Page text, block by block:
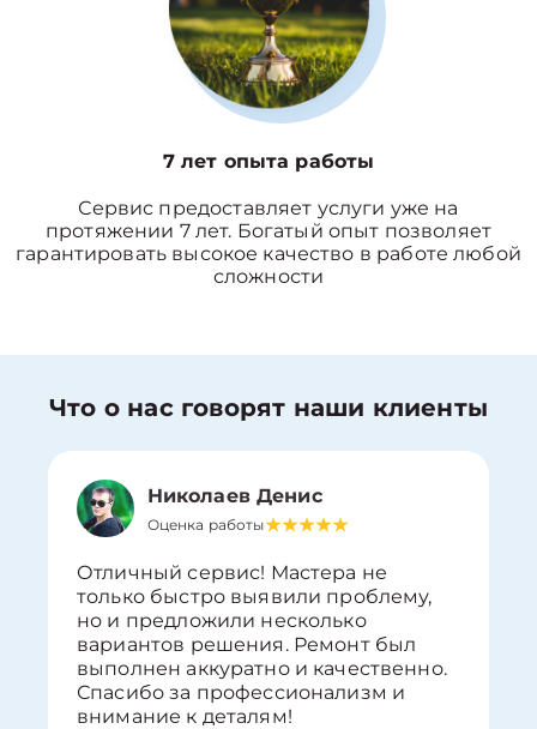
7 лет опыта работы
Сервис предоставляет услуги уже на
протяжении 7 лет. Богатый опыт позволяет
гарантировать высокое качество в работе любой
сложности
Что о нас говорят наши клиенты
Николаев Денис
Оценка работы
Отличный сервис! Мастера не
только быстро выявили проблему,
но и предложили несколько
вариантов решения. Ремонт был
выполнен аккуратно и качественно.
Спасибо за профессионализм и
внимание к деталям!